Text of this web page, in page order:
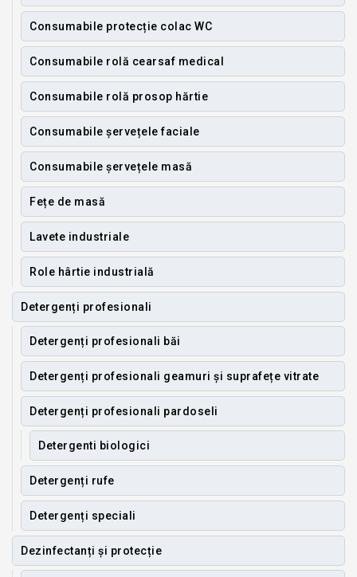
Consumabile protecție colac WC
Consumabile rolă cearsaf medical
Consumabile rolă prosop hărtie
Consumabile șervețele faciale
Consumabile șervețele masă
Fețe de masă
Lavete industriale
Role hârtie industrială
Detergenți profesionali
Detergenți profesionali băi
Detergenți profesionali geamuri și suprafețe vitrate
Detergenți profesionali pardoseli
Detergenti biologici
Detergenți rufe
Detergenți speciali
Dezinfectanți și protecție